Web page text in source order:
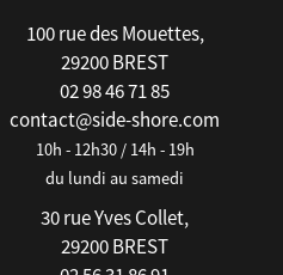
100 rue des Mouettes,
29200 BREST
02 98 46 71 85
contact@side-shore.com
10h - 12h30 / 14h - 19h
du lundi au samedi
30 rue Yves Collet,
29200 BREST